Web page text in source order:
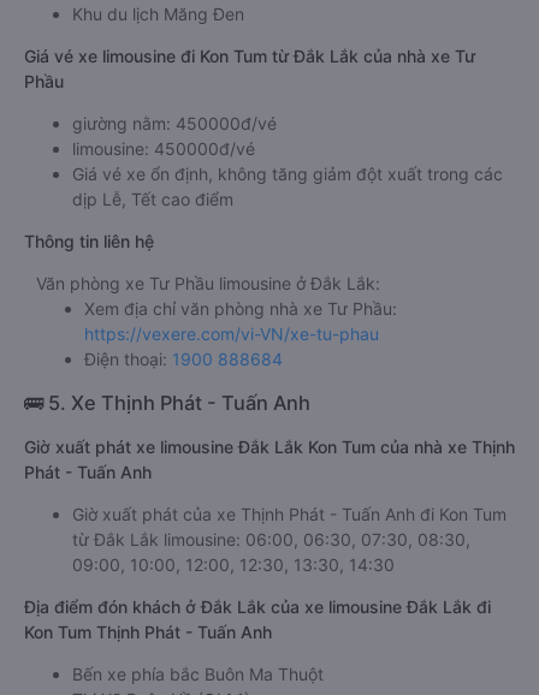
Khu du lịch Măng Đen
Giá vé xe limousine đi Kon Tum từ Đắk Lắk của nhà xe Tư
Phầu
giường nằm: 450000đ/vé
limousine: 450000đ/vé
Giá vé xe ổn định, không tăng giảm đột xuất trong các
dịp Lễ, Tết cao điểm
Thông tin liên hệ
Văn phòng xe Tư Phầu limousine ở Đắk Lắk:
Xem địa chỉ văn phòng nhà xe Tư Phầu:
https://vexere.com/vi-VN/xe-tu-phau
Điện thoại: 1900 888684
🚌 5. Xe Thịnh Phát - Tuấn Anh
Giờ xuất phát xe limousine Đắk Lắk Kon Tum của nhà xe Thịnh
Phát - Tuấn Anh
Giờ xuất phát của xe Thịnh Phát - Tuấn Anh đi Kon Tum
từ Đắk Lắk limousine: 06:00, 06:30, 07:30, 08:30,
09:00, 10:00, 12:00, 12:30, 13:30, 14:30
Địa điểm đón khách ở Đắk Lắk của xe limousine Đắk Lắk đi
Kon Tum Thịnh Phát - Tuấn Anh
Bến xe phía bắc Buôn Ma Thuột